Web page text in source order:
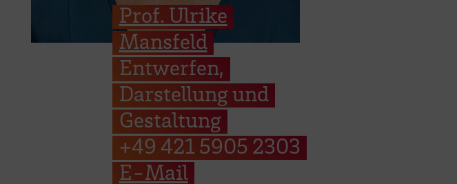
Prof. Ulrike
Mansfeld
Entwerfen,
Darstellung und
Gestaltung
+49 421 5905 2303
E-Mail